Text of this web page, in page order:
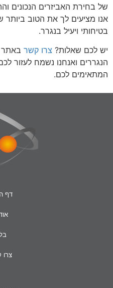
של בחירת האביזרים הנכונים
אנו מציעים לך את הטוב ביותר
בטיחותי ויעיל בנגרר.
יש לכם שאלות? צרו קשר באתר
הנגררים ואנחנו נשמח לעזור
המתאימים לכם.
דף
צרו